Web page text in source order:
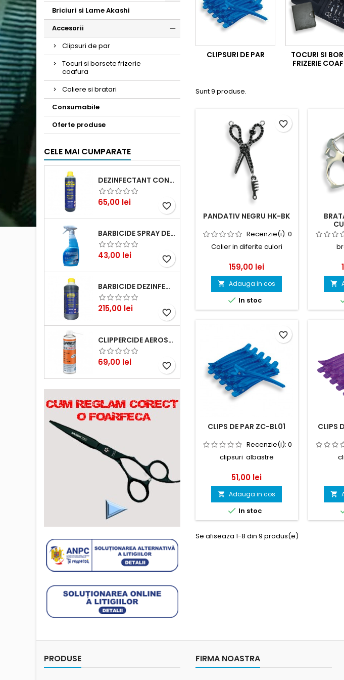
Briciuri si Lame Akashi
Accesorii
Clipsuri de par
Tocuri si borsete frizerie
coafura
Coliere si bratari
Consumabile
Oferte produse
CELE MAI CUMPARATE
DEZINFECTANT CONCENTRAT LICHID BARBICIDE
Pret
65,00 lei favorite_border
BARBICIDE SPRAY DEZINFECTANT 750 ML
Pret
43,00 lei favorite_border
BARBICIDE DEZINFECTANT CONCENTRAT
Pret
215,00 lei favorite_border
CLIPPERCIDE AEROSOL - SPRAY
Pret
69,00 lei favorite_border
CLIPSURI DE PAR
TOCURI SI
FRIZERIE
Sunt 9 produse.
PANDATIV NEGRU HK-BK
Recenzie(i): 0
Colier in diferite culori
Pret
159,00 lei
 Adauga in cos
 In stoc
favorite_border

CLIPS DE PAR ZC-BL01
Recenzie(i): 0
clipsuri albastre
Pret
51,00 lei
 Adauga in cos
 In stoc
favorite_border
CLIPS

Se afiseaza 1-8 din 9 produs(e)
PRODUSE FIRMA NOASTRA